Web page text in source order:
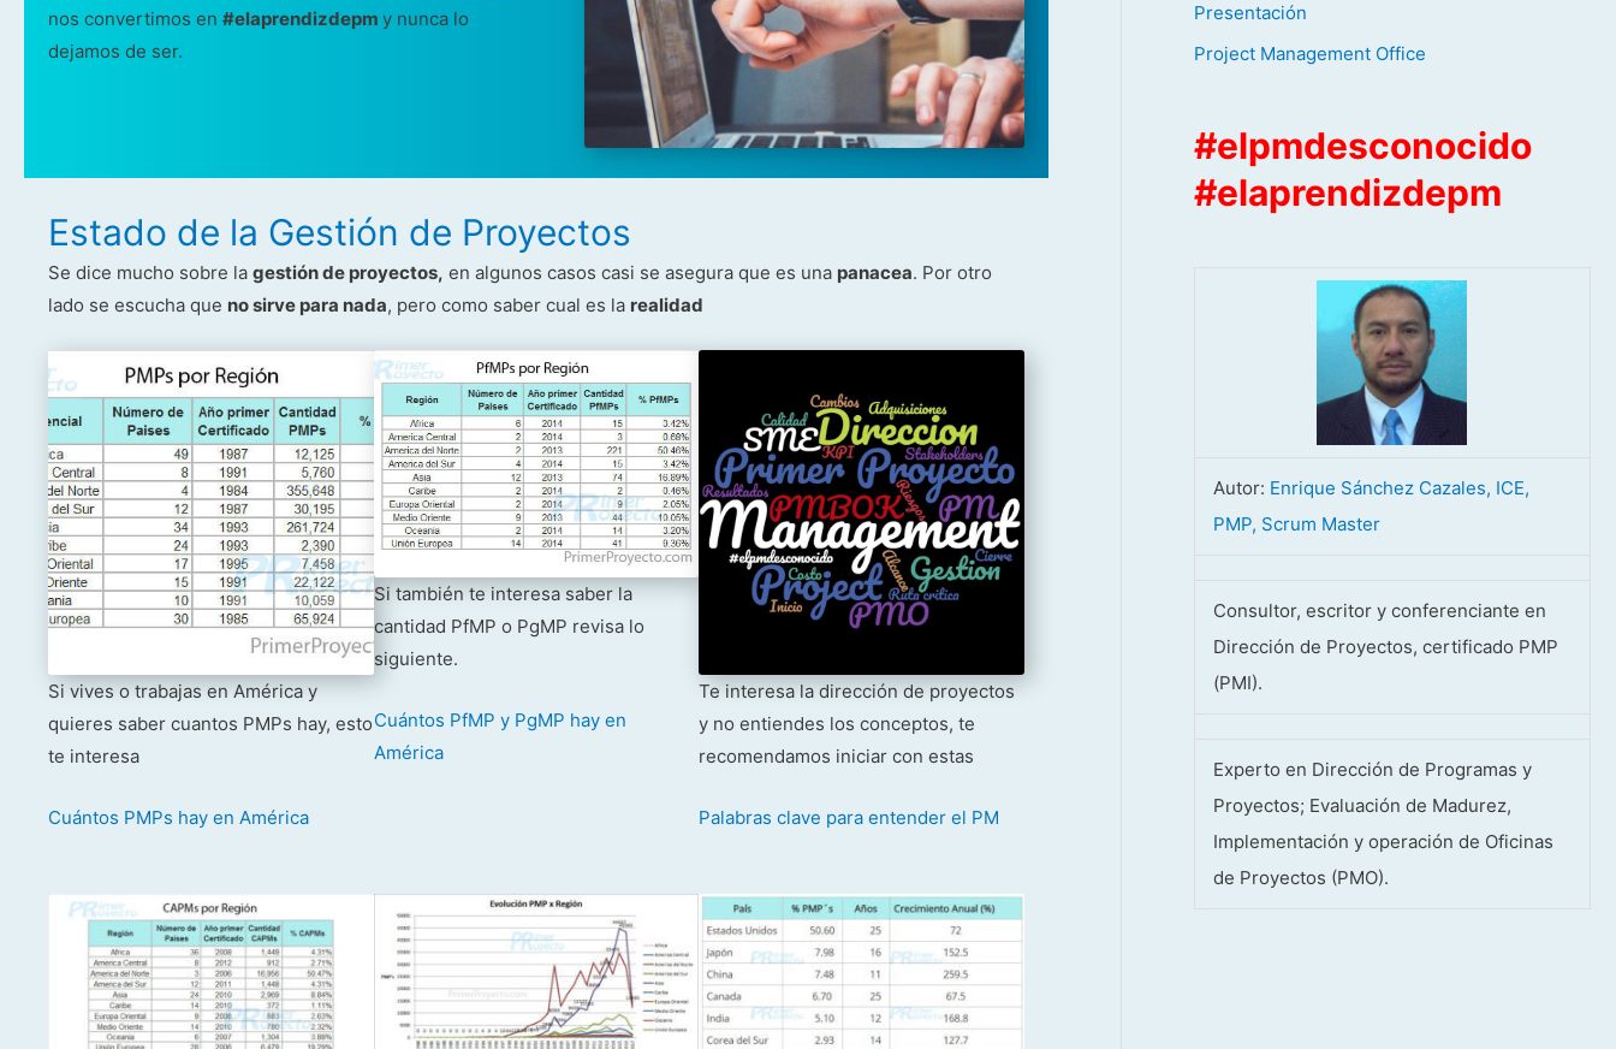
nos convertimos en #elaprendizdepm y nunca lo
dejamos de ser.
Estado de la Gestión de Proyectos
Se dice mucho sobre la gestión de proyectos, en algunos casos casi se asegura que es una panacea. Por otro
lado se escucha que no sirve para nada, pero como saber cual es la realidad
Si vives o trabajas en América y
quieres saber cuantos PMPs hay, esto
te interesa
Cuántos PMPs hay en América
Si también te interesa saber la
cantidad PfMP o PgMP revisa lo
siguiente.
Cuántos PfMP y PgMP hay en
América
Te interesa la dirección de proyectos
y no entiendes los conceptos, te
recomendamos iniciar con estas
Palabras clave para entender el PM
Presentación
Project Management Office
#elpmdesconocido
#elaprendizdepm
Autor: Enrique Sánchez Cazales, ICE,
PMP, Scrum Master
Consultor, escritor y conferenciante en
Dirección de Proyectos, certificado PMP
(PMI).
Experto en Dirección de Programas y
Proyectos; Evaluación de Madurez,
Implementación y operación de Oficinas
de Proyectos (PMO).